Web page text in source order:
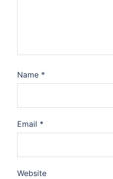
Name *
Email *
Website